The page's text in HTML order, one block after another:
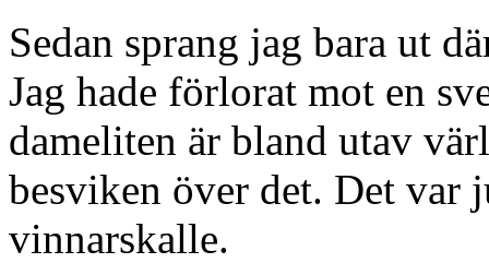
Sedan sprang jag bara ut
Jag hade förlorat mot en
dameliten är bland utav
besviken över det. Det var
vinnarskalle.